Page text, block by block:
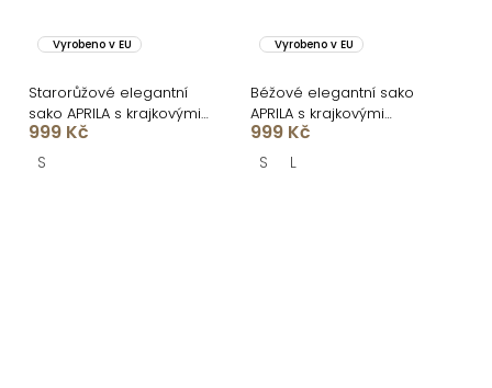
Vyrobeno v EU
Starorůžové elegantní
sako APRILA s krajkovými
rukávy
999 Kč
S
Vyrobeno v EU
Béžové elegantní sako
APRILA s krajkovými
rukávy
999 Kč
S L